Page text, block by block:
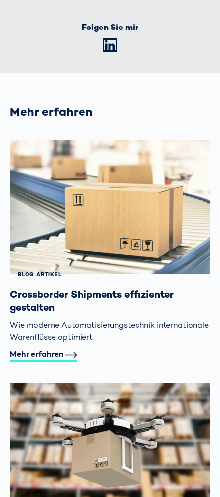
Folgen Sie mir
Mehr erfahren
BLOG ARTIKEL
Crossborder Shipments effizienter
gestalten
Wie moderne Automatisierungs­technik internationale
Warenflüsse optimiert
Mehr erfahren